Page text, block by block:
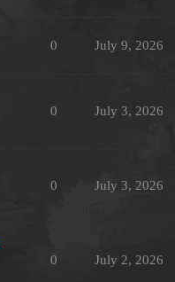
0 July 9, 2026
0 July 3, 2026
0 July 3, 2026
0 July 2, 2026